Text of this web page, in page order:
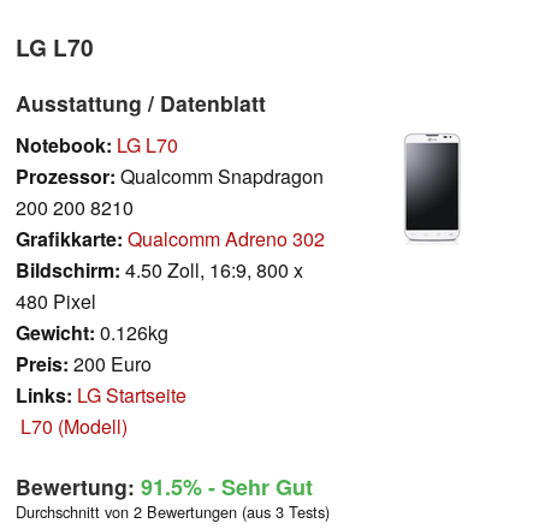
LG L70
Ausstattung / Datenblatt
Notebook: LG L70
Prozessor: Qualcomm Snapdragon
200 200 8210
Grafikkarte: Qualcomm Adreno 302
Bildschirm: 4.50 Zoll, 16:9, 800 x
480 Pixel
Gewicht: 0.126kg
Preis: 200 Euro
Links: LG Startseite
L70 (Modell)
Bewertung: 91.5%- Sehr Gut
Durchschnitt von 2 Bewertungen (aus 3 Tests)